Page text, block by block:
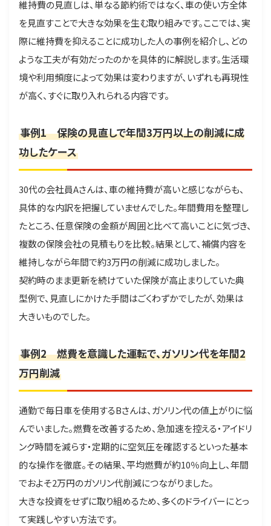
維持費の見直しは、単なる節約術ではなく、車の使い方全体
を見直すことで大きな効果を生む取り組みです。ここでは、実
際に維持費を抑えることに成功した人の事例を紹介し、どの
ような工夫が有効だったのかを具体的に解説します。生活環
境や利用頻度によって効果は変わりますが、いずれも再現性
が高く、すぐに取り入れられる内容です。
事例1 保険の見直しで年間3万円以上の削減に成
功したケース
30代の会社員Aさんは、車の維持費が高いと感じながらも、
具体的な内訳を把握していませんでした。年間費用を整理し
たところ、任意保険の金額が周囲と比べて高いことに気づき、
複数の保険会社の見積もりを比較。結果として、補償内容を
維持しながら年間で約3万円の削減に成功しました。
契約時のまま更新を続けていた保険が高止まりしていた典
型例で、見直しにかけた手間はごくわずかでしたが、効果は
大きいものでした。
事例2 燃費を意識した運転で、ガソリン代を年間2
万円削減
通勤で毎日車を使用するBさんは、ガソリン代の値上がりに悩
んでいました。燃費を改善するため、急加速を控える・アイドリ
ング時間を減らす・定期的に空気圧を確認するといった基本
的な操作を徹底。その結果、平均燃費が約10％向上し、年間
でおよそ2万円のガソリン代削減につながりました。
大きな投資をせずに取り組めるため、多くのドライバーにとっ
て実践しやすい方法です。